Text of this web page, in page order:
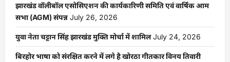
झारखंड वॉलीबॉल एसोसिएशन की कार्यकारिणी समिति एवं वार्षिक आम
सभा (AGM) संपन्न July 26, 2026
युवा नेता चट्टान सिंह झारखंड मुक्ति मोर्चा में शामिल July 24, 2026
बिरहोर भाषा को संरक्षित करने में लगे है खोरठा गीतकार विनय तिवारी